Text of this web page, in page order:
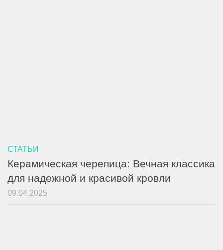
СТАТЬИ
Керамическая черепица: Вечная классика
для надежной и красивой кровли
09.04.2025